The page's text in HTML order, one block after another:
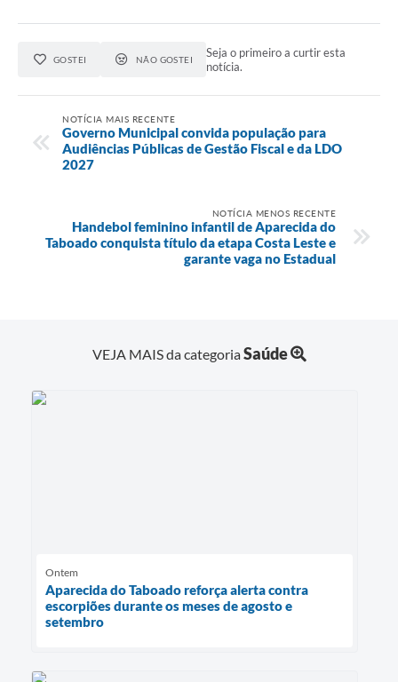
GOSTEI NÃO GOSTEI
Seja o primeiro a curtir esta
notícia.
NOTÍCIA MAIS RECENTE
Governo Municipal convida população para
Audiências Públicas de Gestão Fiscal e da LDO
2027
NOTÍCIA MENOS RECENTE
Handebol feminino infantil de Aparecida do
Taboado conquista título da etapa Costa Leste e
garante vaga no Estadual
VEJA MAIS da categoriaSaúde
Ontem
Aparecida do Taboado reforça alerta contra
escorpiões durante os meses de agosto e
setembro